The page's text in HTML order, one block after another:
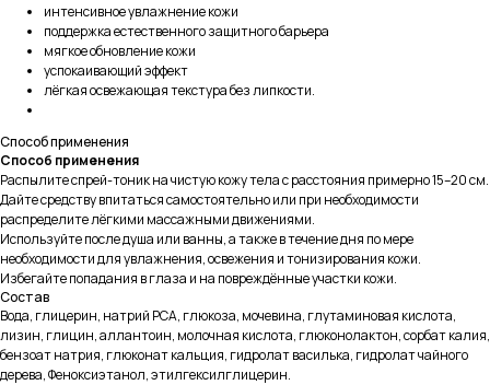
интенсивное увлажнение кожи
поддержка естественного защитного барьера
мягкое обновление кожи
успокаивающий эффект
лёгкая освежающая текстура без липкости.
Способ применения
Способ применения
Распылите спрей-тоник на чистую кожу тела с расстояния примерно 15–20 см.
Дайте средству впитаться самостоятельно или при необходимости
распределите лёгкими массажными движениями.
Используйте после душа или ванны, а также в течение дня по мере
необходимости для увлажнения, освежения и тонизирования кожи.
Избегайте попадания в глаза и на повреждённые участки кожи.
Состав
Вода, глицерин, натрий PCA, глюкоза, мочевина, глутаминовая кислота,
лизин, глицин, аллантоин, молочная кислота, глюконолактон, сорбат калия,
бензоат натрия, глюконат кальция, гидролат василька, гидролат чайного
дерева, Феноксиэтанол, этилгексилглицерин.